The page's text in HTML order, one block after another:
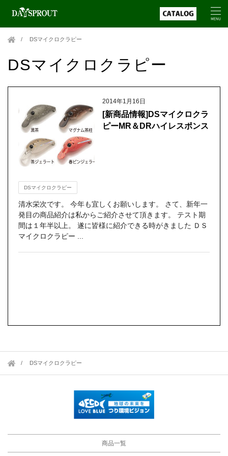
DSマイクロクラピー
DSマイクロクラピー
2014年1月16日
[新商品情報]DSマイクロクラ
ピーMR＆DRハイレスポンス
DSマイクロクラピー
清水栄次です。 今年も宜しくお願いします。 さて、新年一
発目の商品紹介は私からご紹介させて頂きます。 テスト期
間は１年半以上。 遂に皆様に紹介できる時がきました ＤＳ
マイクロクラピー ...
DSマイクロクラピー
商品一覧